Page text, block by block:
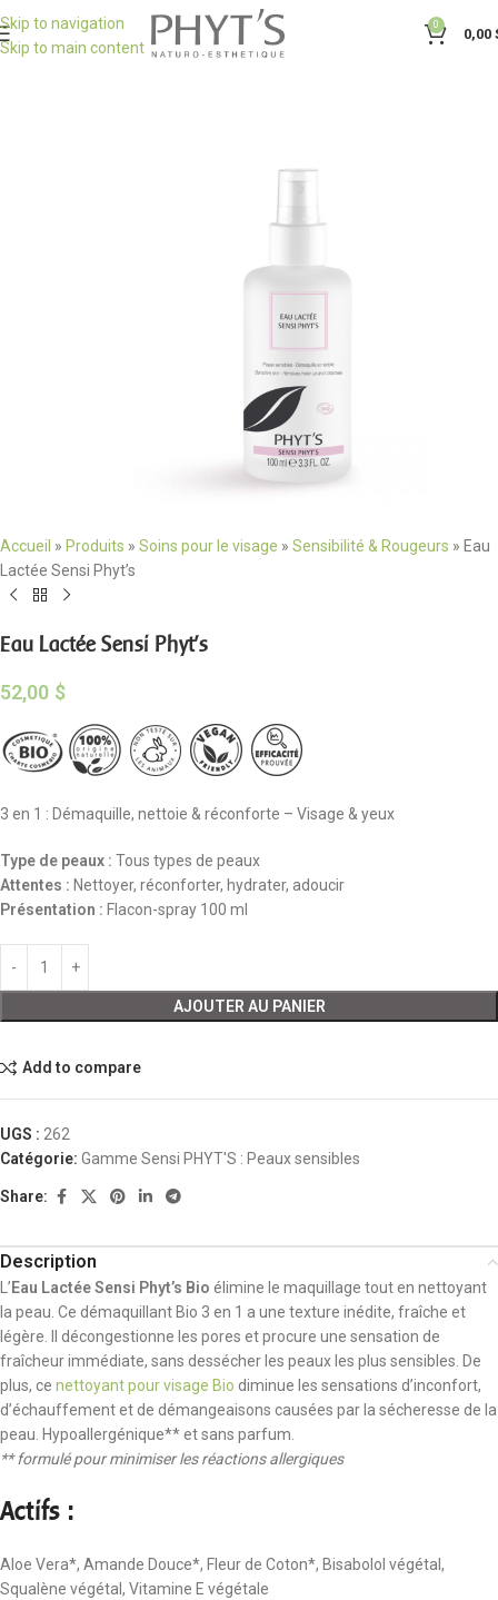
Skip to navigation
Skip to main content
0
0,00
Accueil » Produits » Soins pour le visage » Sensibilité & Rougeurs » Eau
Lactée Sensi Phyt’s
Eau Lactée Sensi Phyt’s
52,00 $
3 en 1 : Démaquille, nettoie & réconforte – Visage & yeux
Type de peaux : Tous types de peaux
Attentes : Nettoyer, réconforter, hydrater, adoucir
Présentation : Flacon-spray 100 ml
AJOUTER AU PANIER
Add to compare
UGS : 262
Catégorie: Gamme Sensi PHYT'S : Peaux sensibles
Share:
Description
L’Eau Lactée Sensi Phyt’s Bio élimine le maquillage tout en nettoyant
la peau. Ce démaquillant Bio 3 en 1 a une texture inédite, fraîche et
légère. Il décongestionne les pores et procure une sensation de
fraîcheur immédiate, sans dessécher les peaux les plus sensibles. De
plus, ce nettoyant pour visage Bio diminue les sensations d’inconfort,
d’échauffement et de démangeaisons causées par la sécheresse de la
peau. Hypoallergénique** et sans parfum.
** formulé pour minimiser les réactions allergiques
Actifs :
Aloe Vera*, Amande Douce*, Fleur de Coton*, Bisabolol végétal,
Squalène végétal, Vitamine E végétale